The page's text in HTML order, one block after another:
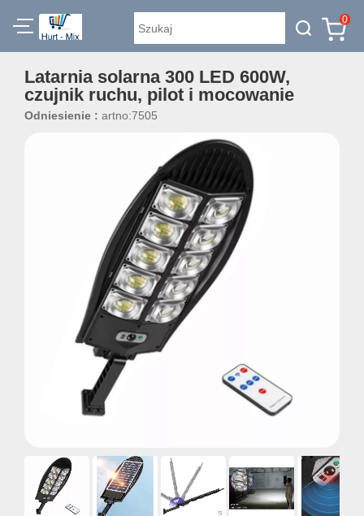
0
Latarnia solarna 300 LED 600W,
czujnik ruchu, pilot i mocowanie
Odniesienie : artno:7505